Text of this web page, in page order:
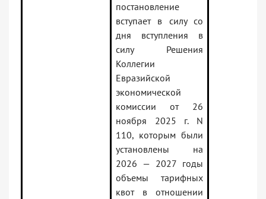
постановление
вступает в силу со
дня вступления в
силу Решения
Коллегии
Евразийской
экономической
комиссии от 26
ноября 2025 г. N
110, которым были
установлены на
2026 — 2027 годы
объемы тарифных
квот в отношении